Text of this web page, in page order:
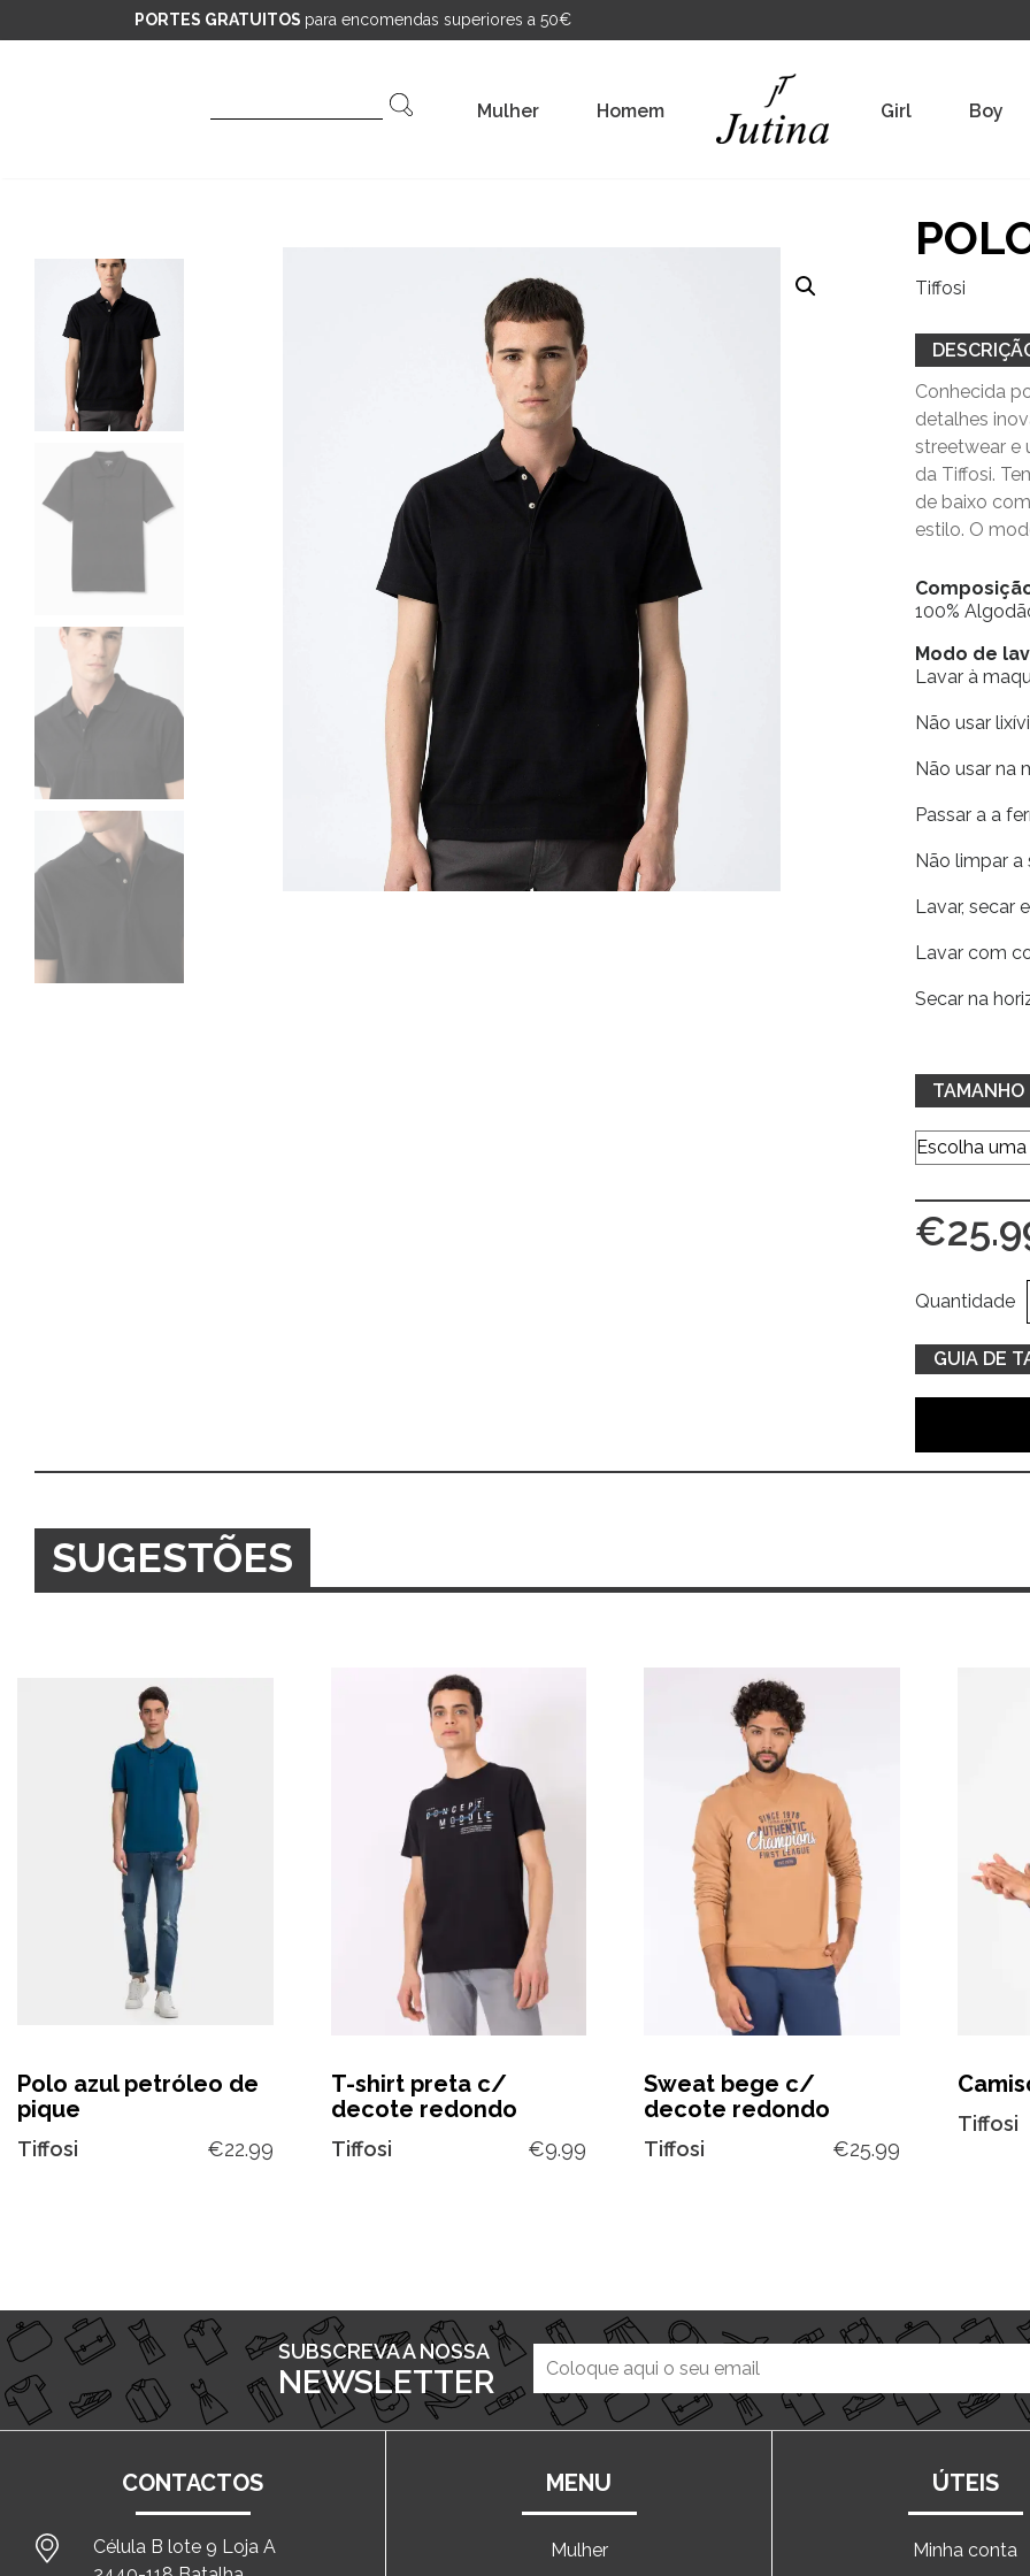
PORTES GRATUITOS para encomendas superiores a 50€
Mulher Homem Girl Boy
Tiffosi
Conhecida
detalhes
streetwear e
da Tiffosi.
de baixo
estilo. O
100%
Modo de
Lavar à
Não usar
Não usar na
Passar a a
Não limpar a
Lavar, secar
Lavar com
Secar na
TAMANHO
€
Quantidade
GUIA DE
SUGESTÕES
Polo azul petróleo de
pique
Tiffosi €22.99
T-shirt preta c/
decote redondo
Tiffosi €9.99
Sweat bege c/
decote redondo
Tiffosi €25.99
Tiffosi
SUBSCREVA A NOSSA
NEWSLETTER
CONTACTOS
Célula B lote 9 Loja A
MENU
Mulher
ÚTEIS
Minha conta